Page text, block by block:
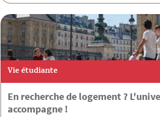
Inscription
votre rentrée dès
Vie étudiante
En recherche de logement ?
accompagne !